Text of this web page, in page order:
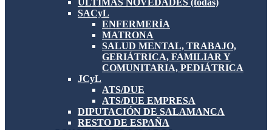
SACyL
ENFERMERÍA
MATRONA
SALUD MENTAL, TRABAJO,
GERIÁTRICA, FAMILIAR Y
COMUNITARIA, PEDIÁTRICA
JCyL
ATS/DUE
ATS/DUE EMPRESA
DIPUTACIÓN DE SALAMANCA
RESTO DE ESPAÑA